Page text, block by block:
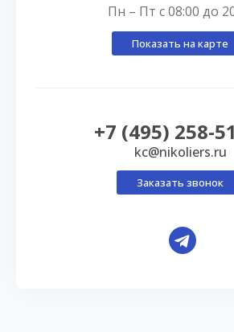
Пн – Пт с 08:00 до
Показать на карте
+7 (495) 258-
kc@nikoliers.ru
Заказать звонок